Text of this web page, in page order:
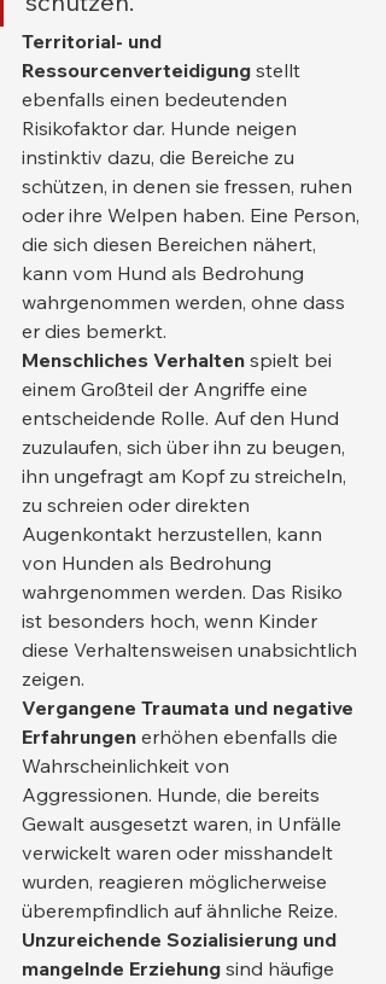
Territorial- und
Ressourcenverteidigung stellt
ebenfalls einen bedeutenden
Risikofaktor dar. Hunde neigen
instinktiv dazu, die Bereiche zu
schützen, in denen sie fressen, ruhen
oder ihre Welpen haben. Eine Person,
die sich diesen Bereichen nähert,
kann vom Hund als Bedrohung
wahrgenommen werden, ohne dass
er dies bemerkt.
Menschliches Verhalten spielt bei
einem Großteil der Angriffe eine
entscheidende Rolle. Auf den Hund
zuzulaufen, sich über ihn zu beugen,
ihn ungefragt am Kopf zu streicheln,
zu schreien oder direkten
Augenkontakt herzustellen, kann
von Hunden als Bedrohung
wahrgenommen werden. Das Risiko
ist besonders hoch, wenn Kinder
diese Verhaltensweisen unabsichtlich
zeigen.
Vergangene Traumata und negative
Erfahrungen erhöhen ebenfalls die
Wahrscheinlichkeit von
Aggressionen. Hunde, die bereits
Gewalt ausgesetzt waren, in Unfälle
verwickelt waren oder misshandelt
wurden, reagieren möglicherweise
überempfindlich auf ähnliche Reize.
Unzureichende Sozialisierung und
mangelnde Erziehung sind häufige